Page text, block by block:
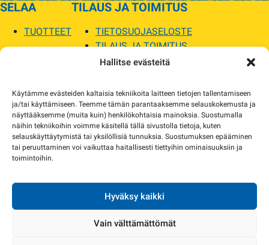
Hallitse evästeitä
Käytämme evästeiden kaltaisia tekniikoita laitteen tietojen tallentamiseen
ja/tai käyttämiseen. Teemme tämän parantaaksemme selauskokemusta ja
näyttääksemme (muita kuin) henkilökohtaisia mainoksia. Suostumalla
näihin tekniikoihin voimme käsitellä tällä sivustolla tietoja, kuten
selauskäyttäytymistä tai yksilöllisiä tunnuksia. Suostumuksen epääminen
tai peruuttaminen voi vaikuttaa haitallisesti tiettyihin ominaisuuksiin ja
toimintoihin.
Hyväksy kaikki
Vain välttämättömät
SELAA
TUOTTEET
TILAUS JA TOIMITUS
TIETOSUOJASELOSTE
TILAUS JA TOIMITUS
TOIMITUSEHDOT
MYYMÄLÄT JA YHTEYSTIEDOT
USEIN KYSYTYT
AJANKOHTAISTA
yhteyttä ja sovimme korvaavista tuotteista.